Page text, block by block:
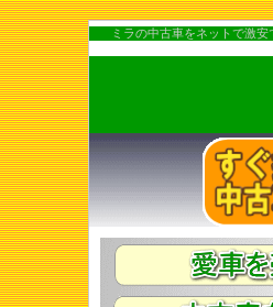
ミラの中古車をネットで激